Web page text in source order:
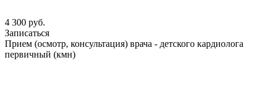
4 300 руб.
Записаться
Прием (осмотр, консультация) врача - детского кардиолога
первичный (кмн)